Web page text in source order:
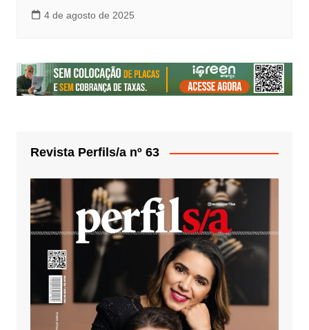
4 de agosto de 2025
Revista Perfils/a nº 63